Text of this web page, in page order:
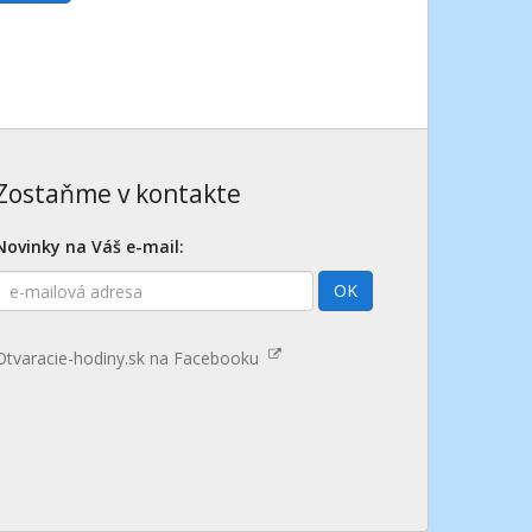
v kontakte
na Váš e-mail:
OK
hodiny.sk na Facebooku